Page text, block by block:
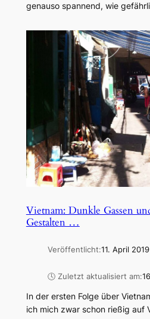
genauso spannend, wie
Vietnam: Dunkle Gassen
Gestalten …
Veröffentlicht:11. April 2019
🕓 Zuletzt aktualisiert am:
In der ersten Folge über
ich mich zwar schon rießig auf